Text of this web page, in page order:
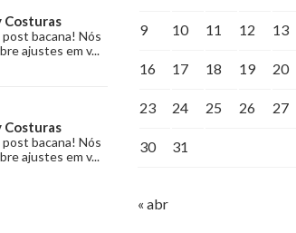
Costuras
bacana! Nós
ajustes em v...
Costuras
bacana! Nós
ajustes em v...
9 10 11 12 13
16 17 18 19 20
23 24 25 26 27
30 31
« abr